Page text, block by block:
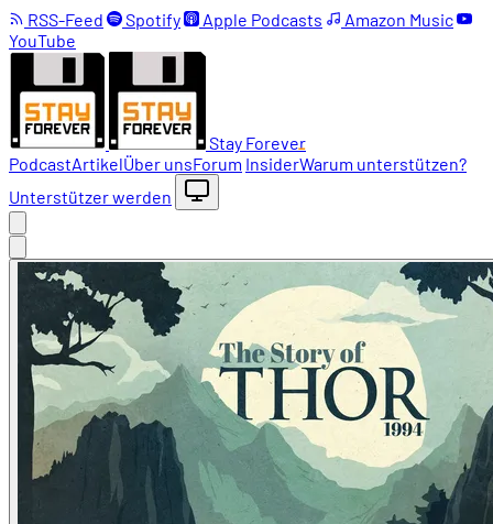
RSS-Feed Spotify Apple Podcasts
Amazon Music
YouTube
Stay Forever
PodcastArtikelÜber unsForum InsiderWarum unterstützen?
Unterstützer werden